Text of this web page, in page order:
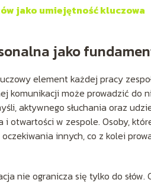
jako umiejętność kluczowa
jako
element każdej pracy
komunikacji może prowadzić
aktywnego słuchania oraz
otwartości w zespole. Osoby,
innych, co z kolei
nie ogranicza się tylko do słów.